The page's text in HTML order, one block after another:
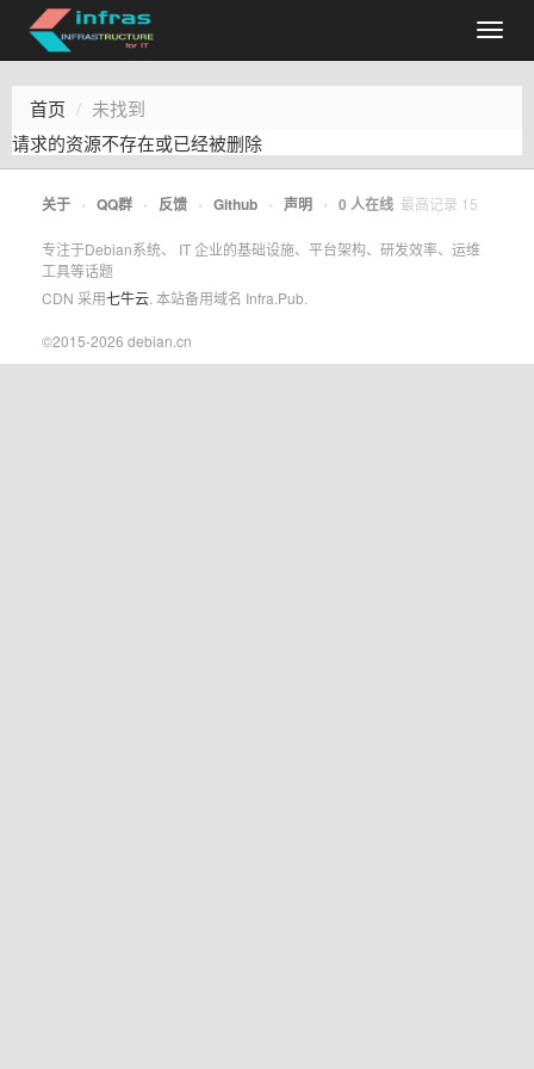
首页
未找到
请求的资源不存在或已经被删除
关于 • QQ群 • 反馈 • Github • 声明 • 0 人在线 最高记录 15
专注于Debian系统、 IT 企业的基础设施、平台架构、研发效率、运维
工具等话题
CDN 采用七牛云 . 本站备用域名 Infra.Pub.
©2015-2026 debian.cn